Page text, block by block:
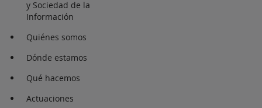
y Sociedad de la
Información
Quiénes somos
Dónde estamos
Qué hacemos
Actuaciones